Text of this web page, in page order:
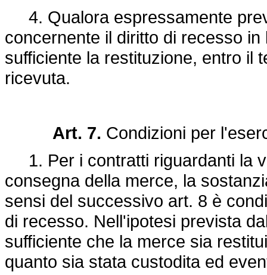
4. Qualora espressamente
concernente il diritto di recesso
sufficiente la restituzione, entro il
ricevuta.
Art. 7. Condizioni per
1. Per i contratti riguardanti la
consegna della merce, la
sensi del successivo art. 8 è
di recesso. Nell'ipotesi prevista
sufficiente che la merce sia
quanto sia stata custodita ed